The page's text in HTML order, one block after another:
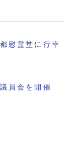
慰霊堂に行幸
員会を開催